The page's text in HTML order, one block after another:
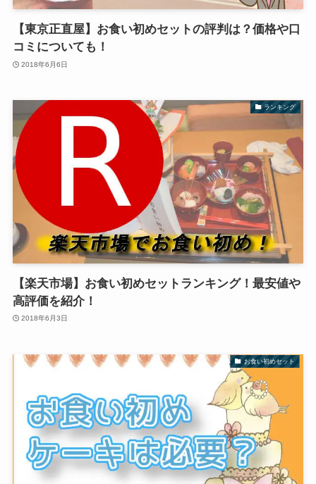
【東京正直屋】お食い初めセットの評判は？価格や口
コミについても！
2018年6月6日
ランキング
【楽天市場】お食い初めセットランキング！最安値や
高評価を紹介！
2018年6月3日
お食い初めセット